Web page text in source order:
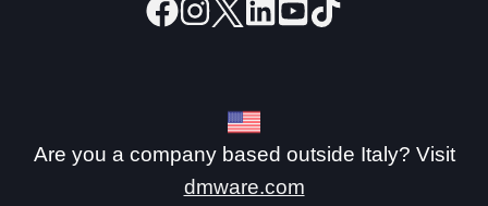
Are you a company based outside Italy? Visit
dmware.com